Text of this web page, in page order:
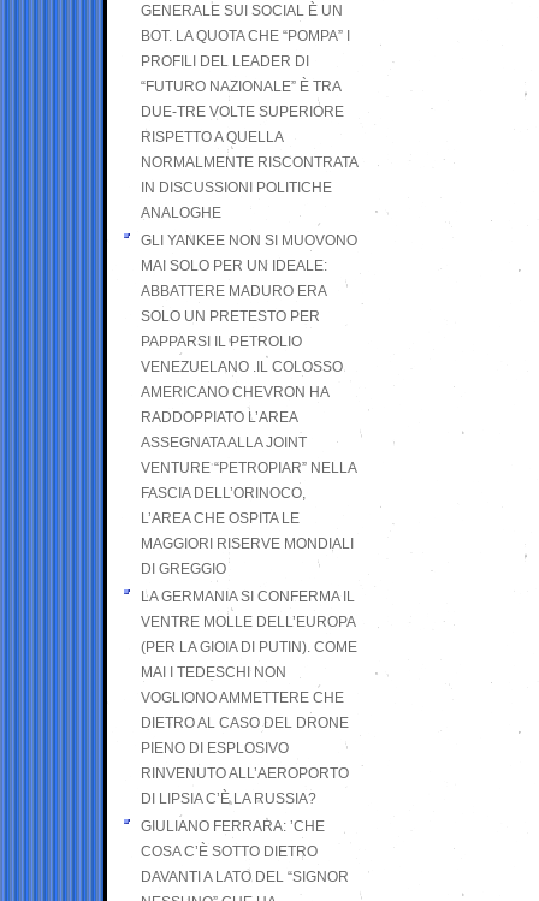
GENERALE SUI SOCIAL È UN
BOT. LA QUOTA CHE “POMPA” I
PROFILI DEL LEADER DI
“FUTURO NAZIONALE” È TRA
DUE-TRE VOLTE SUPERIORE
RISPETTO A QUELLA
NORMALMENTE RISCONTRATA
IN DISCUSSIONI POLITICHE
ANALOGHE
GLI YANKEE NON SI MUOVONO
MAI SOLO PER UN IDEALE:
ABBATTERE MADURO ERA
SOLO UN PRETESTO PER
PAPPARSI IL PETROLIO
VENEZUELANO .IL COLOSSO
AMERICANO CHEVRON HA
RADDOPPIATO L’AREA
ASSEGNATA ALLA JOINT
VENTURE “PETROPIAR” NELLA
FASCIA DELL’ORINOCO,
L’AREA CHE OSPITA LE
MAGGIORI RISERVE MONDIALI
DI GREGGIO
LA GERMANIA SI CONFERMA IL
VENTRE MOLLE DELL’EUROPA
(PER LA GIOIA DI PUTIN). COME
MAI I TEDESCHI NON
VOGLIONO AMMETTERE CHE
DIETRO AL CASO DEL DRONE
PIENO DI ESPLOSIVO
RINVENUTO ALL’AEROPORTO
DI LIPSIA C’È LA RUSSIA?
GIULIANO FERRARA: ’CHE
COSA C’È SOTTO DIETRO
DAVANTI A LATO DEL “SIGNOR